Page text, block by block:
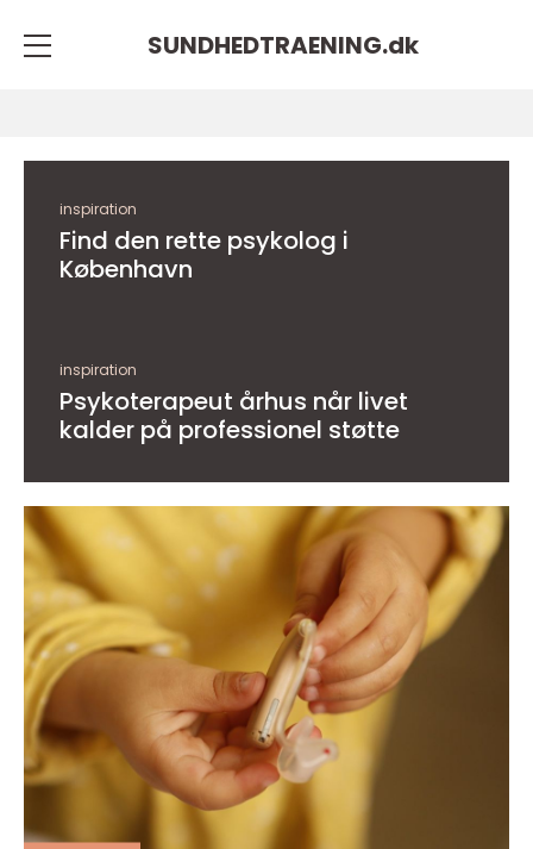
SUNDHEDTRAENING.dk
inspiration
Find den rette psykolog i
København
inspiration
Psykoterapeut århus når livet
kalder på professionel støtte